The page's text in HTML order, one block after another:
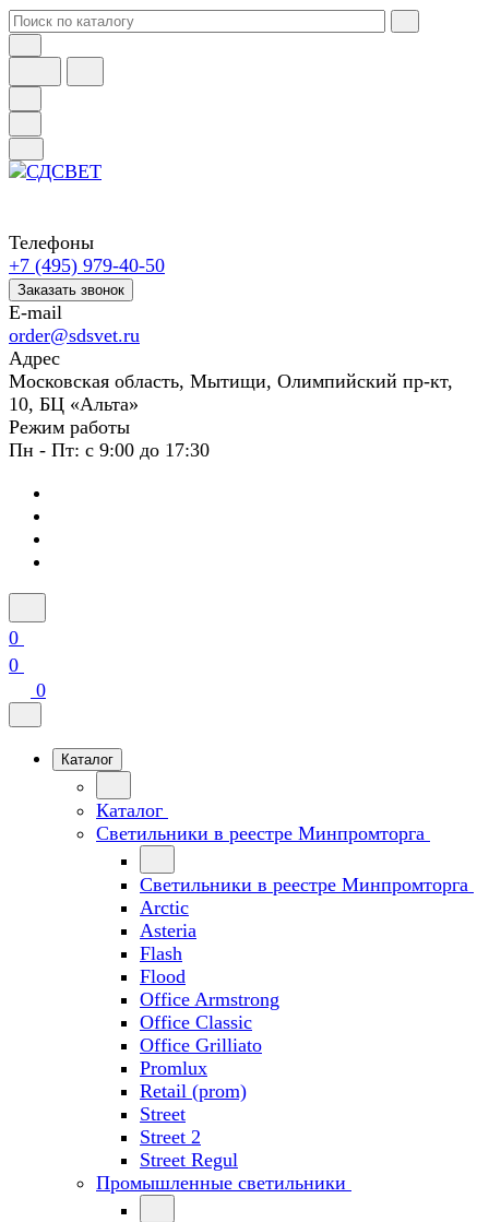
Телефоны
+7 (495) 979-40-50
Заказать звонок
E-mail
order@sdsvet.ru
Адрес
Московская область, Мытищи, Олимпийский пр-кт,
10, БЦ «Альта»
Режим работы
Пн - Пт: с 9:00 до 17:30
0
0
0
Каталог
Каталог
Светильники в реестре Минпромторга
Светильники в реестре Минпромторга
Arctic
Asteria
Flash
Flood
Office Armstrong
Office Classic
Office Grilliato
Promlux
Retail (prom)
Street
Street 2
Street Regul
Промышленные светильники